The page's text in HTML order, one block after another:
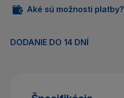
Aké sú možnosti platby?
DODANIE DO 14 DNÍ